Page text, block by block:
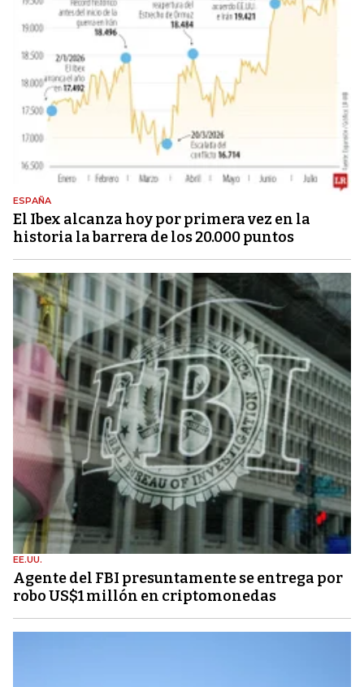
ESPAÑA
El Ibex alcanza hoy por primera vez en la
historia la barrera de los 20.000 puntos
EE.UU.
Agente del FBI presuntamente se entrega por
robo US$1 millón en criptomonedas